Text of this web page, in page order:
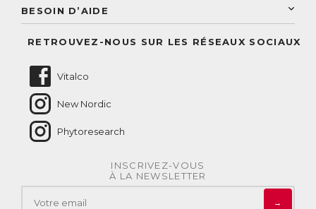
Conseil personnalisé
BESOIN D’AIDE
RETROUVEZ-NOUS SUR LES RÉSEAUX SOCIAUX
Vitalco
New Nordic
Phytoresearch
INSCRIVEZ-VOUS
À LA NEWSLETTER
→